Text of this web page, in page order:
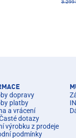
3.299
dopravy
platby
a vrácení
dotazy
výrobku z prodeje
podmínky